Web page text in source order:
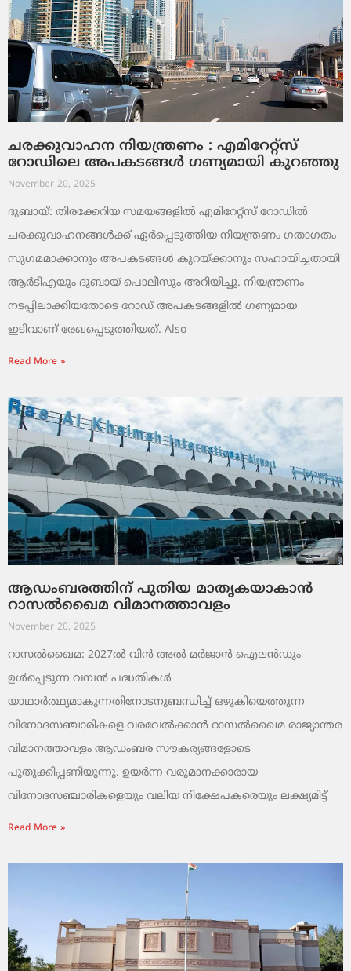
ചരക്കുവാഹന നിയന്ത്രണം : എമിറേറ്റ്സ്
റോഡിലെ അപകടങ്ങൾ ഗണ്യമായി കുറഞ്ഞു
November 20, 2025
ദുബായ്: തിരക്കേറിയ സമയങ്ങളിൽ എമിറേറ്റ്സ് റോഡിൽ
ചരക്കുവാഹനങ്ങൾക്ക് ഏർപ്പെടുത്തിയ നിയന്ത്രണം ഗതാഗതം
സുഗമമാക്കാനും അപകടങ്ങൾ കുറയ്ക്കാനും സഹായിച്ചതായി
ആർടിഎയും ദുബായ് പൊലീസും അറിയിച്ചു. നിയന്ത്രണം
നടപ്പിലാക്കിയതോടെ റോഡ് അപകടങ്ങളിൽ ഗണ്യമായ
ഇടിവാണ് രേഖപ്പെടുത്തിയത്. Also
Read More »
ആഡംബരത്തിന് പുതിയ മാതൃകയാകാൻ
റാസൽഖൈമ വിമാനത്താവളം
November 20, 2025
റാസൽഖൈമ: 2027ൽ വിൻ അൽ മർജാൻ ഐലൻഡും
ഉൾപ്പെടുന്ന വമ്പൻ പദ്ധതികൾ
യാഥാർത്ഥ്യമാകുന്നതിനോടനുബന്ധിച്ച് ഒഴുകിയെത്തുന്ന
വിനോദസഞ്ചാരികളെ വരവേൽക്കാൻ റാസൽഖൈമ രാജ്യാന്തര
വിമാനത്താവളം ആഡംബര സൗകര്യങ്ങളോടെ
പുതുക്കിപ്പണിയുന്നു. ഉയർന്ന വരുമാനക്കാരായ
വിനോദസഞ്ചാരികളെയും വലിയ നിക്ഷേപകരെയും ലക്ഷ്യമിട്ട്
Read More »